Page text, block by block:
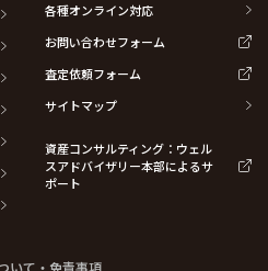
各種オンライン対応
お問い合わせフォーム
査定依頼フォーム
サイトマップ
資産コンサルティング：ウェル
スアドバイザリー本部によるサ
ポート